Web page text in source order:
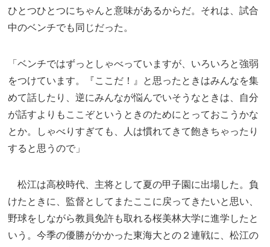
ひとつひとつにちゃんと意味があるからだ。それは、試合
中のベンチでも同じだった。
「ベンチではずっとしゃべっていますが、いろいろと強弱
をつけています。『ここだ！』と思ったときはみんなを集
めて話したり、逆にみんなが悩んでいそうなときは、自分
が話すよりもここぞというときのためにとっておこうかな
とか。しゃべりすぎても、人は慣れてきて飽きちゃったり
すると思うので」
松江は高校時代、主将として夏の甲子園に出場した。負
けたときに、監督としてまたここに戻ってきたいと思い、
野球をしながら教員免許も取れる桜美林大学に進学したと
いう。今季の優勝がかかった東海大との２連戦に、松江の